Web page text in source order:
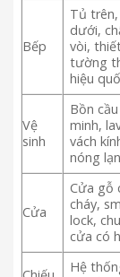
Bếp
Tủ
dưới,
vòi,
tường
hiệu
Vệ
sinh
Bồn
minh,
vách
nóng
Cửa
Cửa gỗ
cháy,
lock,
cửa có
Hệ